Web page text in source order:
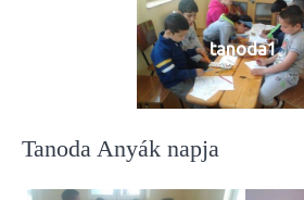
tanoda1
Tanoda Anyák napja